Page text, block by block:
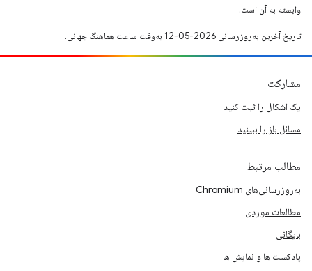
وابسته به آن است.
تاریخ آخرین به‌روزرسانی 2026-05-12 به‌وقت ساعت هماهنگ جهانی.
مشارکت
یک اشکال را ثبت کنید
مسائل باز را ببینید
مطالب مرتبط
به‌روزرسانی‌های Chromium
مطالعات موردی
بایگانی
پادکست ها و نمایش ها